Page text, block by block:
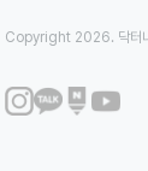
Copyright 2026. 닥터